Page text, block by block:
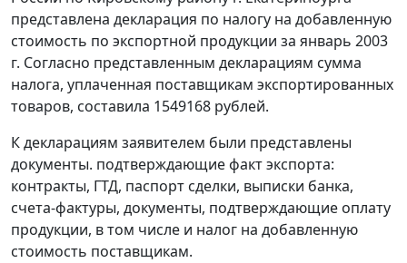
представлена декларация по налогу на добавленную
стоимость по экспортной продукции за январь 2003
г. Согласно представленным декларациям сумма
налога, уплаченная поставщикам экспортированных
товаров, составила 1549168 рублей.
К декларациям заявителем были представлены
документы. подтверждающие факт экспорта:
контракты, ГТД, паспорт сделки, выписки банка,
счета-фактуры, документы, подтверждающие оплату
продукции, в том числе и налог на добавленную
стоимость поставщикам.